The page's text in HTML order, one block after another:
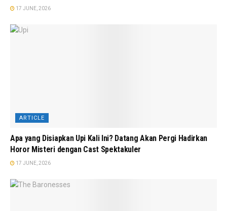
17 JUNE, 2026
ARTICLE
Apa yang Disiapkan Upi Kali Ini? Datang Akan Pergi Hadirkan
Horor Misteri dengan Cast Spektakuler
17 JUNE, 2026